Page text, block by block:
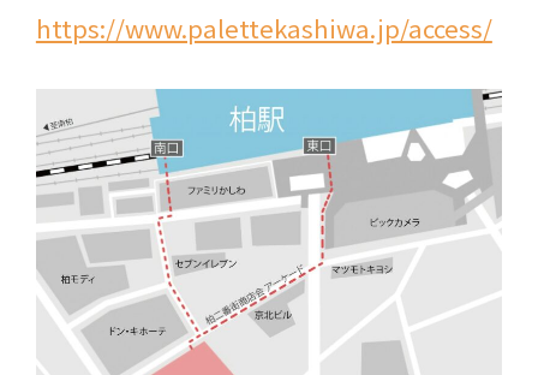
https://www.palettekashiwa.jp/access/